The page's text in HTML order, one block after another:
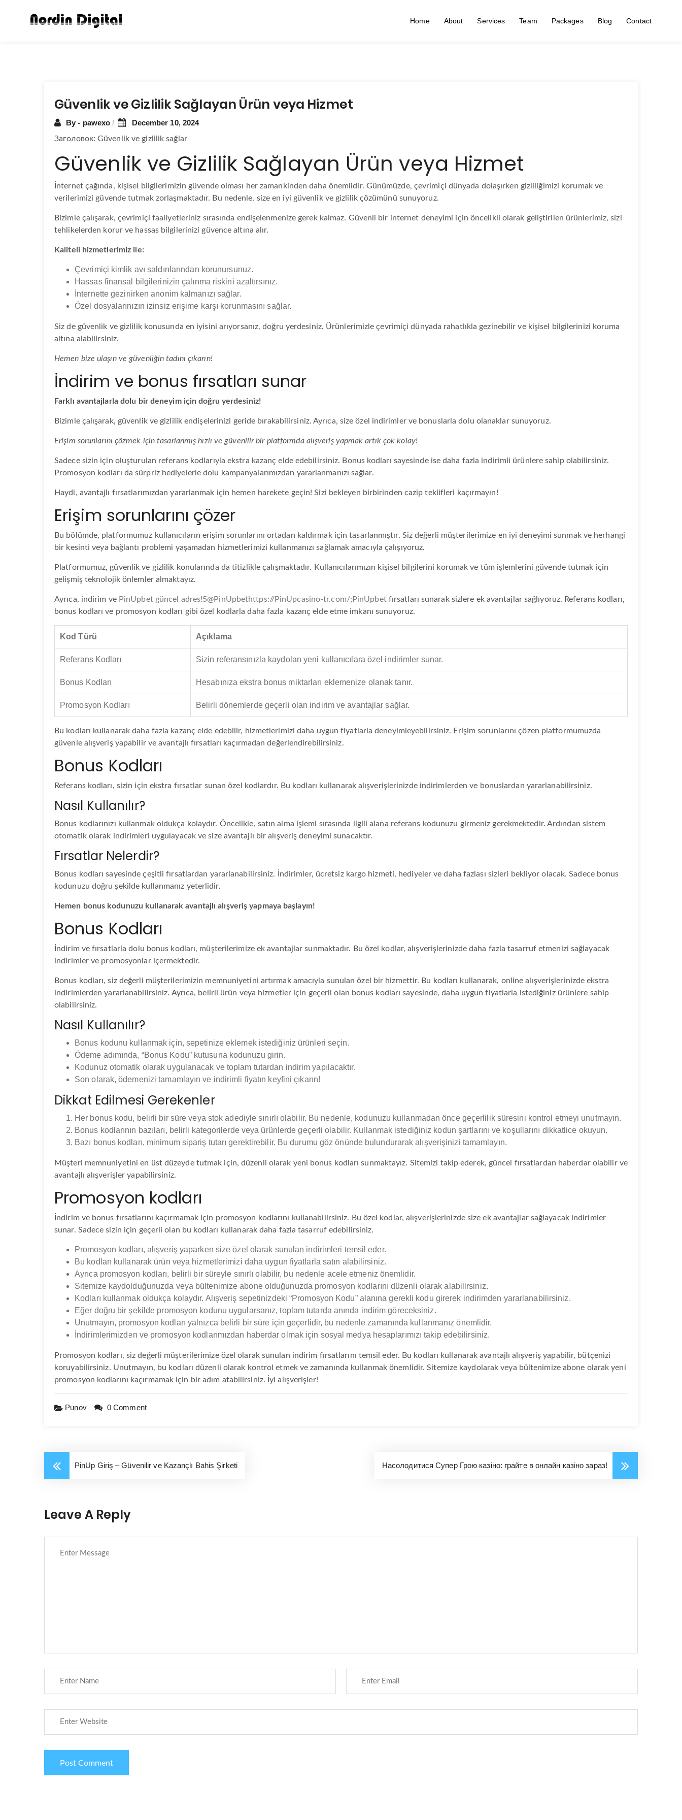
Home About Services Team Packages Blog Contact
Güvenlik ve Gizlilik Sağlayan Ürün veya Hizmet
By - pawexo December 10, 2024
Заголовок: Güvenlik ve gizlilik sağlar
Güvenlik ve Gizlilik Sağlayan Ürün veya Hizmet
İnternet çağında, kişisel bilgilerimizin güvende olması her zamankinden daha önemlidir. Günümüzde, çevrimiçi dünyada dolaşırken gizliliğimizi korumak ve
verilerimizi güvende tutmak zorlaşmaktadır. Bu nedenle, size en iyi güvenlik ve gizlilik çözümünü sunuyoruz.
Bizimle çalışarak, çevrimiçi faaliyetleriniz sırasında endişelenmenize gerek kalmaz. Güvenli bir internet deneyimi için öncelikli olarak geliştirilen ürünlerimiz, sizi
tehlikelerden korur ve hassas bilgilerinizi güvence altına alır.
Kaliteli hizmetlerimiz ile:
Çevrimiçi kimlik avı saldırılarından korunursunuz.
Hassas finansal bilgilerinizin çalınma riskini azaltırsınız.
İnternette gezinirken anonim kalmanızı sağlar.
Özel dosyalarınızın izinsiz erişime karşı korunmasını sağlar.
Siz de güvenlik ve gizlilik konusunda en iyisini arıyorsanız, doğru yerdesiniz. Ürünlerimizle çevrimiçi dünyada rahatlıkla gezinebilir ve kişisel bilgilerinizi koruma
altına alabilirsiniz.
Hemen bize ulaşın ve güvenliğin tadını çıkarın!
İndirim ve bonus fırsatları sunar
Farklı avantajlarla dolu bir deneyim için doğru yerdesiniz!
Bizimle çalışarak, güvenlik ve gizlilik endişelerinizi geride bırakabilirsiniz. Ayrıca, size özel indirimler ve bonuslarla dolu olanaklar sunuyoruz.
Erişim sorunlarını çözmek için tasarlanmış hızlı ve güvenilir bir platformda alışveriş yapmak artık çok kolay!
Sadece sizin için oluşturulan referans kodlarıyla ekstra kazanç elde edebilirsiniz. Bonus kodları sayesinde ise daha fazla indirimli ürünlere sahip olabilirsiniz.
Promosyon kodları da sürpriz hediyelerle dolu kampanyalarımızdan yararlanmanızı sağlar.
Haydi, avantajlı fırsatlarımızdan yararlanmak için hemen harekete geçin! Sizi bekleyen birbirinden cazip teklifleri kaçırmayın!
Erişim sorunlarını çözer
Bu bölümde, platformumuz kullanıcıların erişim sorunlarını ortadan kaldırmak için tasarlanmıştır. Siz değerli müşterilerimize en iyi deneyimi sunmak ve herhangi
bir kesinti veya bağlantı problemi yaşamadan hizmetlerimizi kullanmanızı sağlamak amacıyla çalışıyoruz.
Platformumuz, güvenlik ve gizlilik konularında da titizlikle çalışmaktadır. Kullanıcılarımızın kişisel bilgilerini korumak ve tüm işlemlerini güvende tutmak için
gelişmiş teknolojik önlemler almaktayız.
Ayrıca, indirim ve PinUpbet güncel adres!5@PinUpbethttps://PinUpcasino-tr.com/;PinUpbetfırsatları sunarak sizlere ek avantajlar sağlıyoruz. Referans kodları,
bonus kodları ve promosyon kodları gibi özel kodlarla daha fazla kazanç elde etme imkanı sunuyoruz.
Kod Türü Açıklama
Referans Kodları Sizin referansınızla kaydolan yeni kullanıcılara özel indirimler sunar.
Bonus Kodları Hesabınıza ekstra bonus miktarları eklemenize olanak tanır.
Promosyon Kodları Belirli dönemlerde geçerli olan indirim ve avantajlar sağlar.
Bu kodları kullanarak daha fazla kazanç elde edebilir, hizmetlerimizi daha uygun fiyatlarla deneyimleyebilirsiniz. Erişim sorunlarını çözen platformumuzda
güvenle alışveriş yapabilir ve avantajlı fırsatları kaçırmadan değerlendirebilirsiniz.
Bonus Kodları
Referans kodları, sizin için ekstra fırsatlar sunan özel kodlardır. Bu kodları kullanarak alışverişlerinizde indirimlerden ve bonuslardan yararlanabilirsiniz.
Nasıl Kullanılır?
Bonus kodlarınızı kullanmak oldukça kolaydır. Öncelikle, satın alma işlemi sırasında ilgili alana referans kodunuzu girmeniz gerekmektedir. Ardından sistem
otomatik olarak indirimleri uygulayacak ve size avantajlı bir alışveriş deneyimi sunacaktır.
Fırsatlar Nelerdir?
Bonus kodları sayesinde çeşitli fırsatlardan yararlanabilirsiniz. İndirimler, ücretsiz kargo hizmeti, hediyeler ve daha fazlası sizleri bekliyor olacak. Sadece bonus
kodunuzu doğru şekilde kullanmanız yeterlidir.
Hemen bonus kodunuzu kullanarak avantajlı alışveriş yapmaya başlayın!
Bonus Kodları
İndirim ve fırsatlarla dolu bonus kodları, müşterilerimize ek avantajlar sunmaktadır. Bu özel kodlar, alışverişlerinizde daha fazla tasarruf etmenizi sağlayacak
indirimler ve promosyonlar içermektedir.
Bonus kodları, siz değerli müşterilerimizin memnuniyetini artırmak amacıyla sunulan özel bir hizmettir. Bu kodları kullanarak, online alışverişlerinizde ekstra
indirimlerden yararlanabilirsiniz. Ayrıca, belirli ürün veya hizmetler için geçerli olan bonus kodları sayesinde, daha uygun fiyatlarla istediğiniz ürünlere sahip
olabilirsiniz.
Nasıl Kullanılır?
Bonus kodunu kullanmak için, sepetinize eklemek istediğiniz ürünleri seçin.
Ödeme adımında, “Bonus Kodu” kutusuna kodunuzu girin.
Kodunuz otomatik olarak uygulanacak ve toplam tutardan indirim yapılacaktır.
Son olarak, ödemenizi tamamlayın ve indirimli fiyatın keyfini çıkarın!
Dikkat Edilmesi Gerekenler
Her bonus kodu, belirli bir süre veya stok adediyle sınırlı olabilir. Bu nedenle, kodunuzu kullanmadan önce geçerlilik süresini kontrol etmeyi unutmayın.
Bonus kodlarının bazıları, belirli kategorilerde veya ürünlerde geçerli olabilir. Kullanmak istediğiniz kodun şartlarını ve koşullarını dikkatlice okuyun.
Bazı bonus kodları, minimum sipariş tutarı gerektirebilir. Bu durumu göz önünde bulundurarak alışverişinizi tamamlayın.
Müşteri memnuniyetini en üst düzeyde tutmak için, düzenli olarak yeni bonus kodları sunmaktayız. Sitemizi takip ederek, güncel fırsatlardan haberdar olabilir ve
avantajlı alışverişler yapabilirsiniz.
Promosyon kodları
İndirim ve bonus fırsatlarını kaçırmamak için promosyon kodlarını kullanabilirsiniz. Bu özel kodlar, alışverişlerinizde size ek avantajlar sağlayacak indirimler
sunar. Sadece sizin için geçerli olan bu kodları kullanarak daha fazla tasarruf edebilirsiniz.
Promosyon kodları, alışveriş yaparken size özel olarak sunulan indirimleri temsil eder.
Bu kodları kullanarak ürün veya hizmetlerimizi daha uygun fiyatlarla satın alabilirsiniz.
Ayrıca promosyon kodları, belirli bir süreyle sınırlı olabilir, bu nedenle acele etmeniz önemlidir.
Sitemize kaydolduğunuzda veya bültenimize abone olduğunuzda promosyon kodlarını düzenli olarak alabilirsiniz.
Kodları kullanmak oldukça kolaydır. Alışveriş sepetinizdeki “Promosyon Kodu” alanına gerekli kodu girerek indirimden yararlanabilirsiniz.
Eğer doğru bir şekilde promosyon kodunu uygularsanız, toplam tutarda anında indirim göreceksiniz.
Unutmayın, promosyon kodları yalnızca belirli bir süre için geçerlidir, bu nedenle zamanında kullanmanız önemlidir.
İndirimlerimizden ve promosyon kodlarımızdan haberdar olmak için sosyal medya hesaplarımızı takip edebilirsiniz.
Promosyon kodları, siz değerli müşterilerimize özel olarak sunulan indirim fırsatlarını temsil eder. Bu kodları kullanarak avantajlı alışveriş yapabilir, bütçenizi
koruyabilirsiniz. Unutmayın, bu kodları düzenli olarak kontrol etmek ve zamanında kullanmak önemlidir. Sitemize kaydolarak veya bültenimize abone olarak yeni
promosyon kodlarını kaçırmamak için bir adım atabilirsiniz. İyi alışverişler!
Punov 0 Comment
navigation
PinUp Giriş – Güvenilir ve Kazançlı Bahis Şirketi Насолодитися Супер Грою казіно: грайте в онлайн казіно зараз!
Leave A Reply